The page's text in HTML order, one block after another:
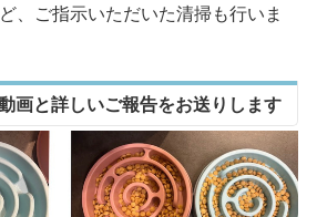
、ご指示いただいた清掃も行いま
画と詳しいご報告をお送りします